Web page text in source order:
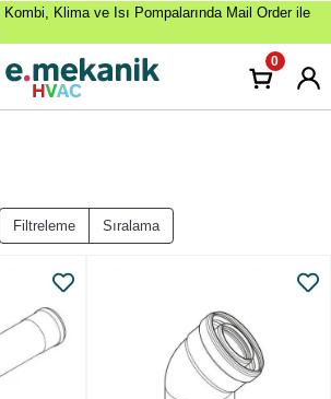
Klima ve Isı Pompalarında Mail Order ile
0
Filtreleme Sıralama